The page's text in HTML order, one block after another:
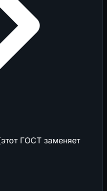
ГОСТ заменяет